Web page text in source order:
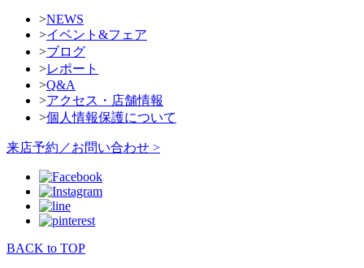
>NEWS
>イベント&フェア
>ブログ
>レポート
>Q&A
>アクセス・店舗情報
>個人情報保護について
来店予約／お問い合わせ >
BACK to TOP